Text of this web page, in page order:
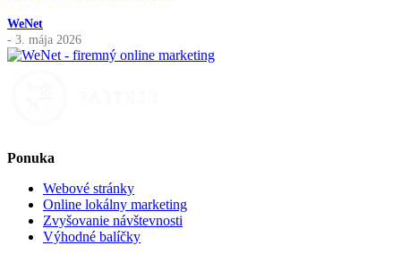
WeNet
- 3. mája 2026
Ponuka
Webové stránky
Online lokálny marketing
Zvyšovanie návštevnosti
Výhodné balíčky